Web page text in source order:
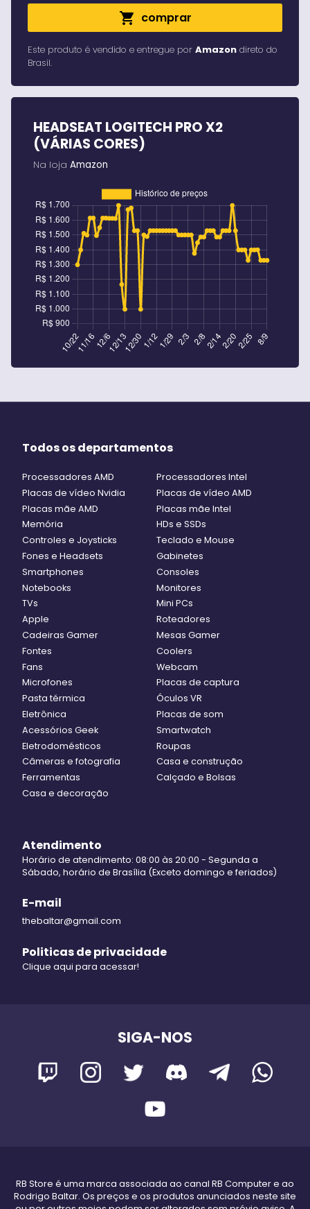
HEADSEAT LOGITECH PRO X2
(VÁRIAS CORES)
Na loja Amazon
shopping_cart comprar
Este produto é vendido e entregue por Amazon direto do
Brasil.
Todos os departamentos
Processadores AMD
Processadores Intel
Placas de vídeo Nvidia
Placas de vídeo AMD
Placas mãe AMD
Placas mãe Intel
Memória
HDs e SSDs
Controles e Joysticks
Teclado e Mouse
Fones e Headsets
Gabinetes
Smartphones
Consoles
Notebooks
Monitores
TVs
Mini PCs
Apple
Roteadores
Cadeiras Gamer
Mesas Gamer
Fontes
Coolers
Fans
Webcam
Microfones
Placas de captura
Pasta térmica
Óculos VR
Eletrônica
Placas de som
Acessórios Geek
Smartwatch
Eletrodomésticos
Roupas
Câmeras e fotografia
Casa e construção
Ferramentas
Calçado e Bolsas
Casa e decoração
Atendimento
Horário de atendimento: 08:00 às 20:00 - Segunda a
Sábado, horário de Brasília (Exceto domingo e feriados)
E-mail
thebaltar@gmail.com
Politicas de privacidade
Clique aqui para acessar!
SIGA-NOS
RB Store é uma marca associada ao canal RB Computer e ao
Rodrigo Baltar. Os preços e os produtos anunciados neste site